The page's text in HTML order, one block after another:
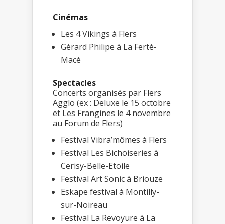
Cinémas
Les 4 Vikings à Flers
Gérard Philipe à La Ferté-
Macé
Spectacles
Concerts organisés par Flers
Agglo (ex : Deluxe le 15 octobre
et Les Frangines le 4 novembre
au Forum de Flers)
Festival Vibra’mômes à Flers
Festival Les Bichoiseries à
Cerisy-Belle-Etoile
Festival Art Sonic à Briouze
Eskape festival à Montilly-
sur-Noireau
Festival La Revoyure à La